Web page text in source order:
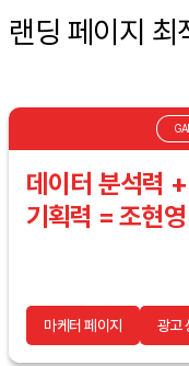
랜딩 페이지 최
데이터 분석력
기획력 = 조현영
마케터 페이지 광고